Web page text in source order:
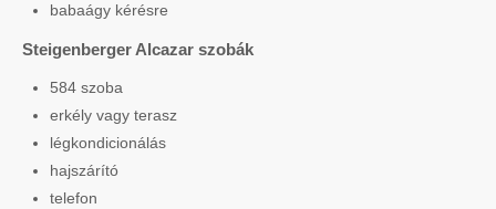
babaágy kérésre
Steigenberger Alcazar szobák
584 szoba
erkély vagy terasz
légkondicionálás
hajszárító
telefon